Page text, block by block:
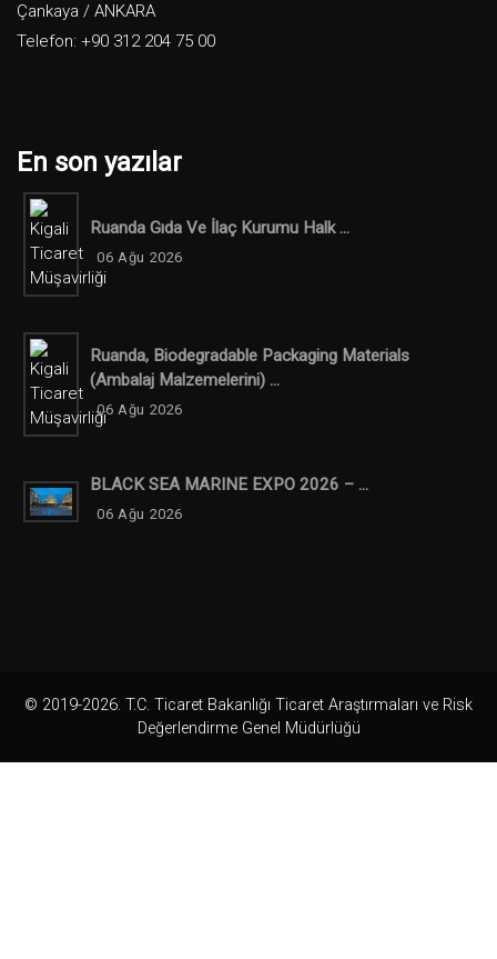
Çankaya / ANKARA
Telefon: +90 312 204 75 00
En son yazılar
Ruanda Gıda Ve İlaç Kurumu Halk ...
06 Ağu 2026
Ruanda, Biodegradable Packaging Materials
(ambalaj Malzemelerini) ...
06 Ağu 2026
BLACK SEA MARINE EXPO 2026 – ...
06 Ağu 2026
© 2019-2026. T.C. Ticaret Bakanlığı Ticaret Araştırmaları ve Risk
Değerlendirme Genel Müdürlüğü